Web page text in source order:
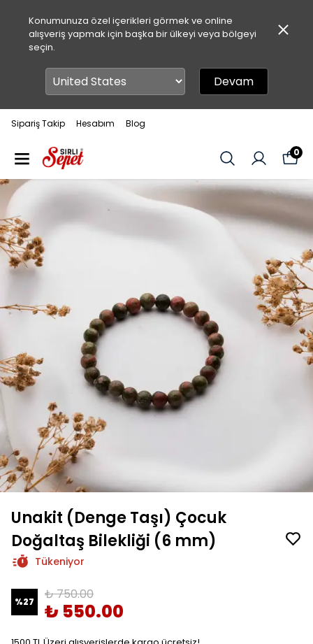
Konumunuza özel içerikleri görmek ve online
alışveriş yapmak için başka bir ülkeyi veya bölgeyi
seçin.
Devam
Sipariş Takip Hesabım Blog
0
Unakit (Denge Taşı) Çocuk
Doğaltaş Bilekliği (6 mm)
Tükeniyor
%27 ₺ 750.00
₺ 550.00